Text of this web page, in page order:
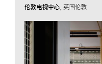
伦敦电视中心 英国伦敦